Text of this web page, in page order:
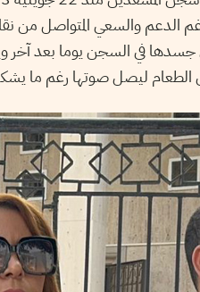
والسعي المتواصل من
في السجن يوما بعد آخر
الطعام ليصل صوتها رغم ما